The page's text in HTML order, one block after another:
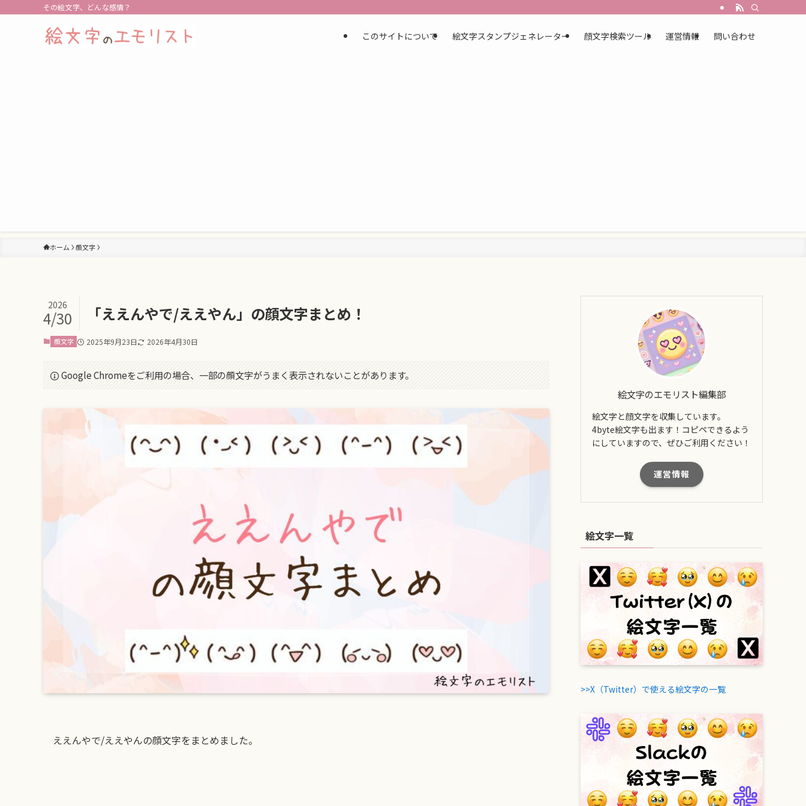
その絵文字、どんな感情？
このサイトについて 絵文字スタンプジェネレーター 顔文字検索ツール 運営情報 問い合わせ
ホーム 顔文字
「ええんやで/ええやん」の顔文字まとめ！
2026
4/30
顔文字 2025年9月23日 2026年4月30日
Google Chromeをご利用の場合、一部の顔文字がうまく表示されないことがあります。
ええんやで/ええやんの顔文字をまとめました。
絵文字のエモリスト編集部
絵文字と顔文字を収集しています。
4byte絵文字も出ます！コピペできるよう
にしていますので、ぜひご利用ください！
運営情報
絵文字一覧
>>X（Twitter）で使える絵文字の一覧